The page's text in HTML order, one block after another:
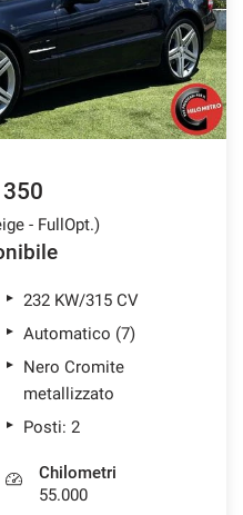
350
- FullOpt.)
232 KW/315 CV
Automatico (7)
Nero Cromite
metallizzato
Posti: 2
Chilometri
55.000